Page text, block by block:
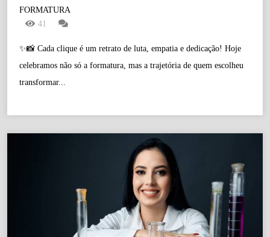
FORMATURA
41
✨📸 Cada clique é um retrato de luta, empatia e dedicação! Hoje
celebramos não só a formatura, mas a trajetória de quem escolheu
transformar...